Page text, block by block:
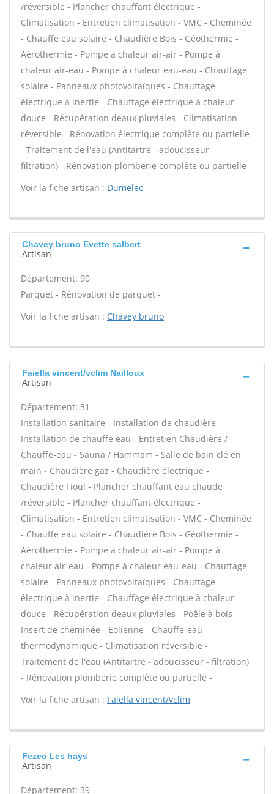
/réversible - Plancher chauffant électrique -
Climatisation - Entretien climatisation - VMC - Cheminée
- Chauffe eau solaire - Chaudière Bois - Géothermie -
Aérothermie - Pompe à chaleur air-air - Pompe à
chaleur air-eau - Pompe à chaleur eau-eau - Chauffage
solaire - Panneaux photovoltaïques - Chauffage
électrique à inertie - Chauffage électrique à chaleur
douce - Récupération deaux pluviales - Climatisation
réversible - Rénovation électrique complète ou partielle
- Traitement de l'eau (Antitartre - adoucisseur -
filtration) - Rénovation plomberie complète ou partielle -
Voir la fiche artisan : Dumelec
Chavey bruno Evette salbert
Artisan
Département: 90
Parquet - Rénovation de parquet -
Voir la fiche artisan : Chavey bruno
Faiella vincent/vclim Nailloux
Artisan
Département: 31
Installation sanitaire - Installation de chaudière -
Installation de chauffe eau - Entretien Chaudière /
Chauffe-eau - Sauna / Hammam - Salle de bain clé en
main - Chaudière gaz - Chaudière électrique -
Chaudière Fioul - Plancher chauffant eau chaude
/réversible - Plancher chauffant électrique -
Climatisation - Entretien climatisation - VMC - Cheminée
- Chauffe eau solaire - Chaudière Bois - Géothermie -
Aérothermie - Pompe à chaleur air-air - Pompe à
chaleur air-eau - Pompe à chaleur eau-eau - Chauffage
solaire - Panneaux photovoltaïques - Chauffage
électrique à inertie - Chauffage électrique à chaleur
douce - Récupération deaux pluviales - Poêle à bois -
Insert de cheminée - Eolienne - Chauffe-eau
thermodynamique - Climatisation réversible -
Traitement de l'eau (Antitartre - adoucisseur - filtration)
- Rénovation plomberie complète ou partielle -
Voir la fiche artisan : Faiella vincent/vclim
Fezeo Les hays
Artisan
Département: 39